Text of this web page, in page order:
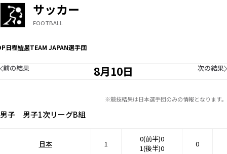
サッカー
FOOTBALL
日程結果TEAM JAPAN選手団
8月10日
前の結果 次の結果
※競技結果は日本選手団のみの情報となります。
男子 男子1次リーグB組
日本 1
0(前半)0
1(後半)0
0